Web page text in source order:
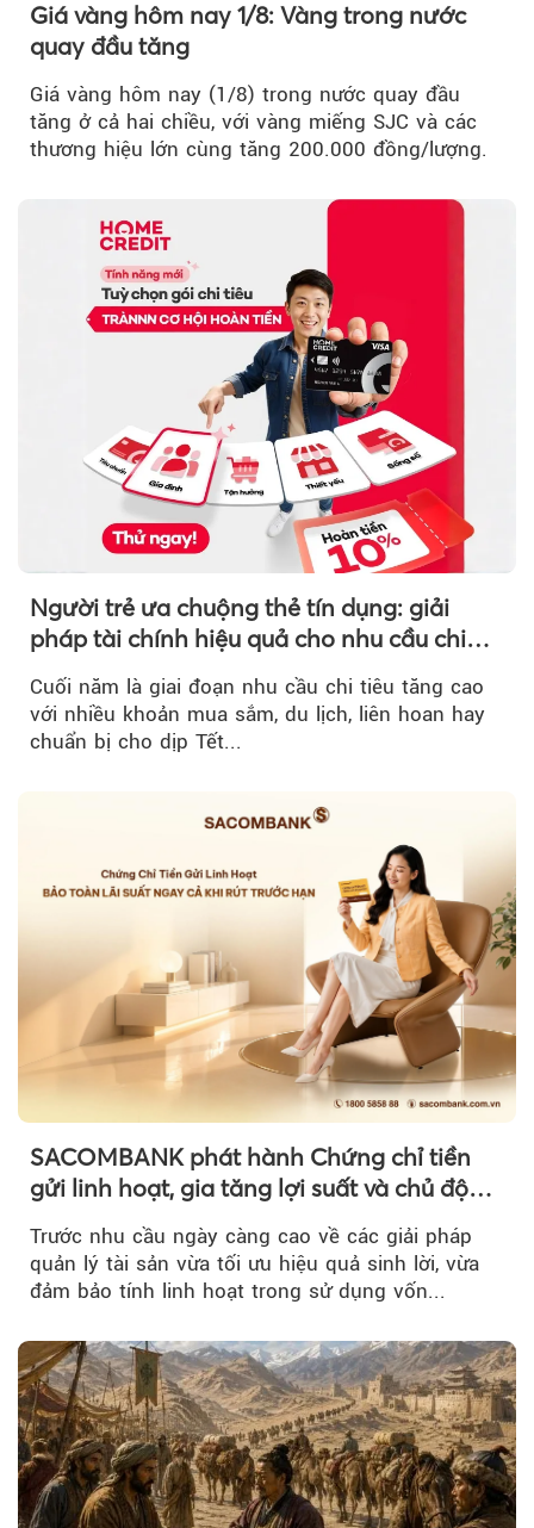
Giá vàng hôm nay 1/8: Vàng trong nước
quay đầu tăng
Giá vàng hôm nay (1/8) trong nước quay đầu
tăng ở cả hai chiều, với vàng miếng SJC và các
thương hiệu lớn cùng tăng 200.000 đồng/lượng.
Người trẻ ưa chuộng thẻ tín dụng: giải
pháp tài chính hiệu quả cho nhu cầu chi
Cuối năm là giai đoạn nhu cầu chi tiêu tăng cao
với nhiều khoản mua sắm, du lịch, liên hoan hay
chuẩn bị cho dịp Tết...
SACOMBANK phát hành Chứng chỉ tiền
gửi linh hoạt, gia tăng lợi suất và chủ động
nguồn vốn cho khách hàng
Trước nhu cầu ngày càng cao về các giải pháp
quản lý tài sản vừa tối ưu hiệu quả sinh lời, vừa
đảm bảo tính linh hoạt trong sử dụng vốn...